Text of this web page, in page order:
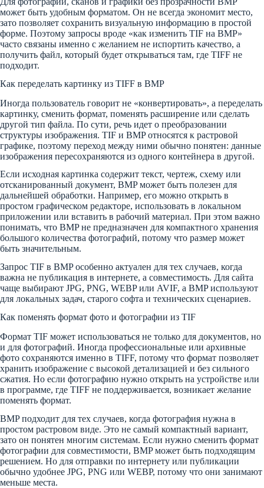
может быть удобным форматом. Он не всегда экономит место,
зато позволяет сохранить визуальную информацию в простой
форме. Поэтому запросы вроде «как изменить TIF на BMP»
часто связаны именно с желанием не испортить качество, а
получить файл, который будет открываться там, где TIFF не
подходит.
Как переделать картинку из TIFF в BMP
Иногда пользователь говорит не «конвертировать», а переделать
картинку, сменить формат, поменять расширение или сделать
другой тип файла. По сути, речь идет о преобразовании
структуры изображения. TIF и BMP относятся к растровой
графике, поэтому переход между ними обычно понятен: данные
изображения пересохраняются из одного контейнера в другой.
Если исходная картинка содержит текст, чертеж, схему или
отсканированный документ, BMP может быть полезен для
дальнейшей обработки. Например, его можно открыть в
простом графическом редакторе, использовать в локальном
приложении или вставить в рабочий материал. При этом важно
понимать, что BMP не предназначен для компактного хранения
большого количества фотографий, потому что размер может
быть значительным.
Запрос TIF в BMP особенно актуален для тех случаев, когда
важна не публикация в интернете, а совместимость. Для сайта
чаще выбирают JPG, PNG, WEBP или AVIF, а BMP используют
для локальных задач, старого софта и технических сценариев.
Как поменять формат фото и фотографии из TIF
Формат TIF может использоваться не только для документов, но
и для фотографий. Иногда профессиональные или архивные
фото сохраняются именно в TIFF, потому что формат позволяет
хранить изображение с высокой детализацией и без сильного
сжатия. Но если фотографию нужно открыть на устройстве или
в программе, где TIFF не поддерживается, возникает желание
поменять формат.
BMP подходит для тех случаев, когда фотография нужна в
простом растровом виде. Это не самый компактный вариант,
зато он понятен многим системам. Если нужно сменить формат
фотографии для совместимости, BMP может быть подходящим
решением. Но для отправки по интернету или публикации
обычно удобнее JPG, PNG или WEBP, потому что они занимают
меньше места.